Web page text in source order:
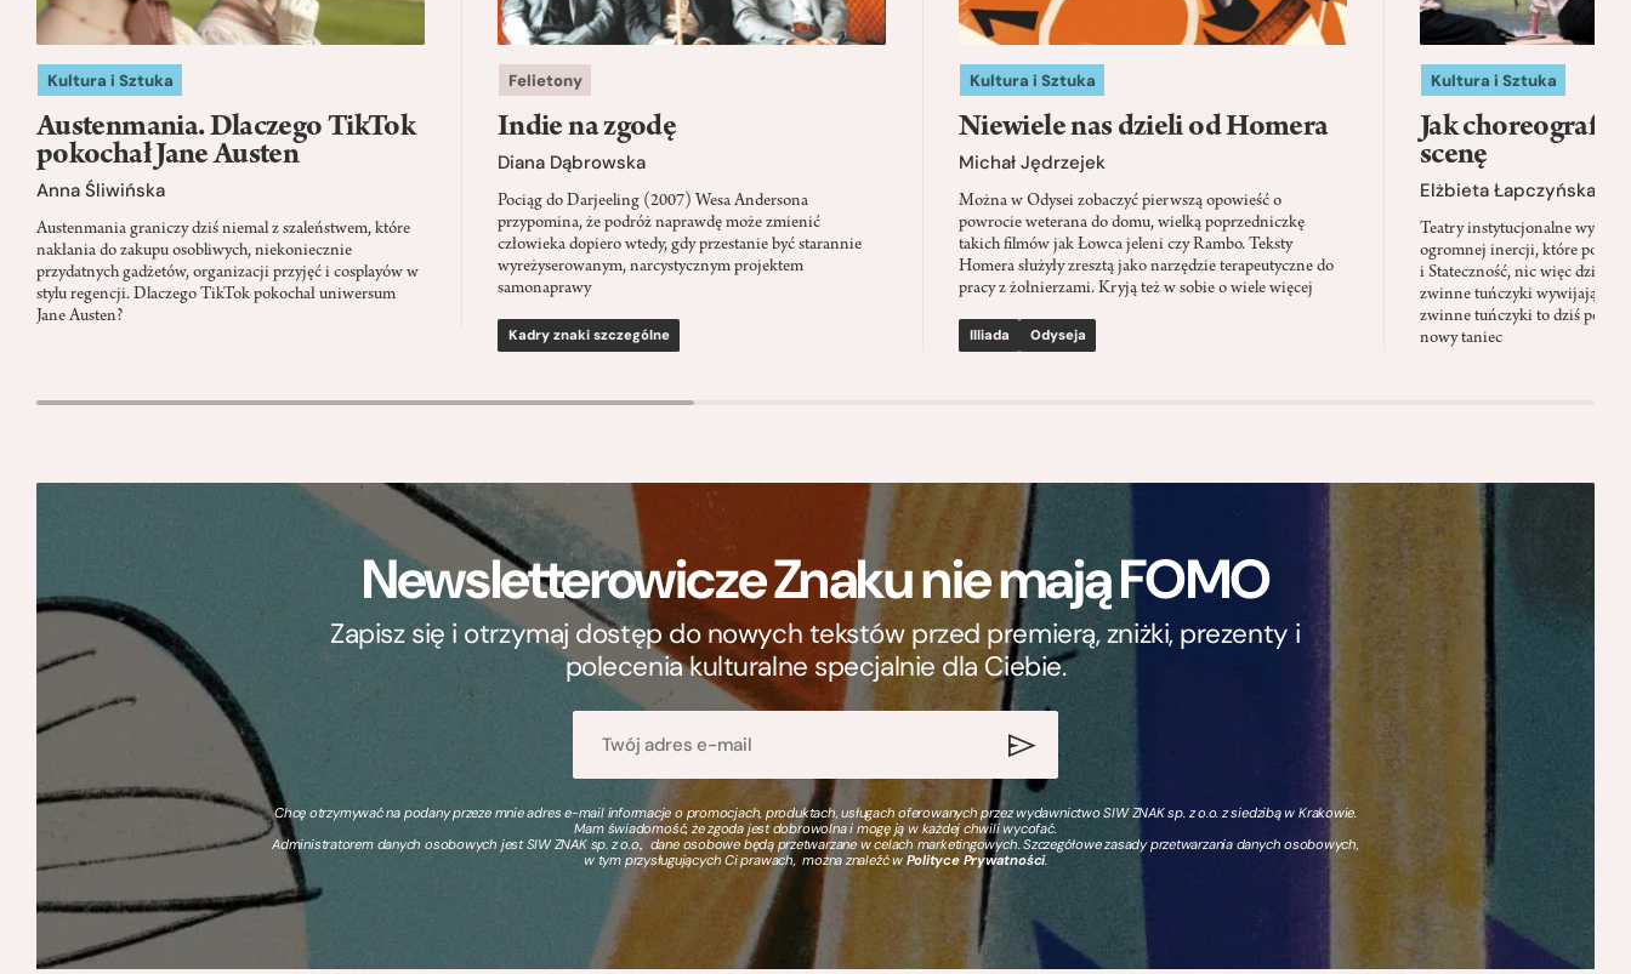
Kultura i Sztuka
Austenmania. Dlaczego TikTok
pokochał Jane Austen
Anna Śliwińska
Austenmania graniczy dziś niemal z szaleństwem, które
nakłania do zakupu osobliwych, niekoniecznie
przydatnych gadżetów, organizacji przyjęć i cosplayów w
stylu regencji. Dlaczego TikTok pokochał uniwersum
Jane Austen?
Felietony
Indie na zgodę
Diana Dąbrowska
Pociąg do Darjeeling (2007) Wesa Andersona
przypomina, że podróż naprawdę może zmienić
człowieka dopiero wtedy, gdy przestanie być starannie
wyreżyserowanym, narcystycznym projektem
samonaprawy
Kadry znaki szczególne
Kultura i Sztuka
Niewiele nas dzieli od Homera
Michał Jędrzejek
Można w Odysei zobaczyć pierwszą opowieść o
powrocie weterana do domu, wielką poprzedniczkę
takich filmów jak Łowca jeleni czy Rambo. Teksty
Homera służyły zresztą jako narzędzie terapeutyczne do
pracy z żołnierzami. Kryją też w sobie o wiele więcej
Illiada Odyseja
Kultura i Sztuka
Jak
scenę
Elżbieta Łapczyńska
Teatry instytucjonalne
ogromnej inercji, które ponad
i Stateczność, nic więc
zwinne tuńczyki wywijają
zwinne tuńczyki to dziś
nowy taniec
Newsletterowicze Znaku nie mają FOMO
Zapisz się i otrzymaj dostęp do nowych tekstów przed premierą, zniżki, prezenty i
polecenia kulturalne specjalnie dla Ciebie.
Chcę otrzymywać na podany przeze mnie adres e-mail informacje o promocjach, produktach, usługach oferowanych przez wydawnictwo SIW ZNAK sp. z o.o. z siedzibą w Krakowie.
Mam świadomość, że zgoda jest dobrowolna i mogę ją w każdej chwili wycofać.
Administratorem danych osobowych jest SIW ZNAK sp. z o.o., dane osobowe będą przetwarzane w celach marketingowych. Szczegółowe zasady przetwarzania danych osobowych,
w tym przysługujących Ci prawach, można znaleźć wPolityce Prywatności.